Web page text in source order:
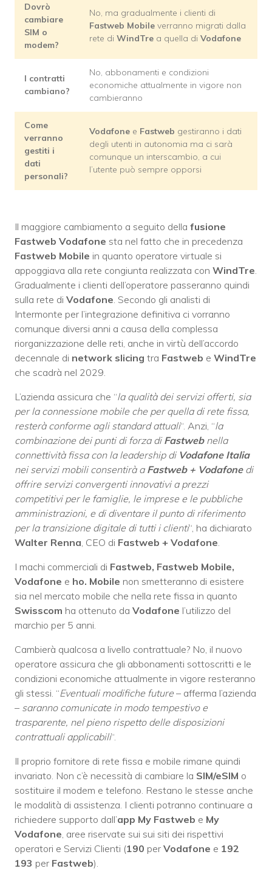
Dovrò
cambiare
SIM o
modem?
No, ma gradualmente i clienti di
Fastweb Mobile verranno migrati dalla
rete di WindTre a quella di Vodafone
I contratti
cambiano?
No, abbonamenti e condizioni
economiche attualmente in vigore non
cambieranno
Come
verranno
gestiti i
dati
personali?
Vodafone e Fastweb gestiranno i dati
degli utenti in autonomia ma ci sarà
comunque un interscambio, a cui
l’utente può sempre opporsi
Il maggiore cambiamento a seguito della fusione
Fastweb Vodafone sta nel fatto che in precedenza
Fastweb Mobile in quanto operatore virtuale si
appoggiava alla rete congiunta realizzata con WindTre
Gradualmente i clienti dell’operatore passeranno quindi
sulla rete di Vodafone . Secondo gli analisti di
Intermonte per l’integrazione definitiva ci vorranno
comunque diversi anni a causa della complessa
riorganizzazione delle reti, anche in virtù dell’accordo
decennale di network slicing tra Fastweb e WindTre
che scadrà nel 2029.
L’azienda assicura che “la qualità dei servizi offerti, sia
per la connessione mobile che per quella di rete fissa,
resterà conforme agli standard attuali“. Anzi, “la
combinazione dei punti di forza di Fastwebnella
connettività fissa con la leadership di Vodafone Italia
nei servizi mobili consentirà a Fastweb + Vodafonedi
offrire servizi convergenti innovativi a prezzi
competitivi per le famiglie, le imprese e le pubbliche
amministrazioni, e di diventare il punto di riferimento
per la transizione digitale di tutti i clienti“, ha dichiarato
Walter Renna , CEO di Fastweb + Vodafone
I machi commerciali di Fastweb, Fastweb Mobile,
Vodafone e ho. Mobile non smetteranno di esistere
sia nel mercato mobile che nella rete fissa in quanto
Swisscom ha ottenuto da Vodafone l’utilizzo del
marchio per 5 anni.
Cambierà qualcosa a livello contrattuale? No, il nuovo
operatore assicura che gli abbonamenti sottoscritti e le
condizioni economiche attualmente in vigore resteranno
gli stessi. “Eventuali modifiche future – afferma l’azienda
– saranno comunicate in modo tempestivo e
trasparente, nel pieno rispetto delle disposizioni
contrattuali applicabili“.
Il proprio fornitore di rete fissa e mobile rimane quindi
invariato. Non c’è necessità di cambiare la SIM/eSIM o
sostituire il modem e telefono. Restano le stesse anche
le modalità di assistenza. I clienti potranno continuare a
richiedere supporto dall’app My Fastweb e My
Vodafone , aree riservate sui sui siti dei rispettivi
operatori e Servizi Clienti (190 per Vodafone e 192
193 per Fastweb).